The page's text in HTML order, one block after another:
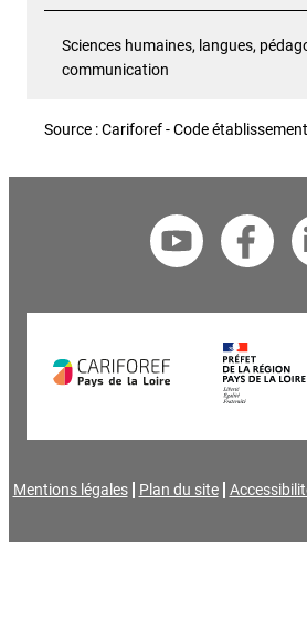
Sciences humaines, langues,
communication
Source : Cariforef - Code
Mentions légales Plan du site